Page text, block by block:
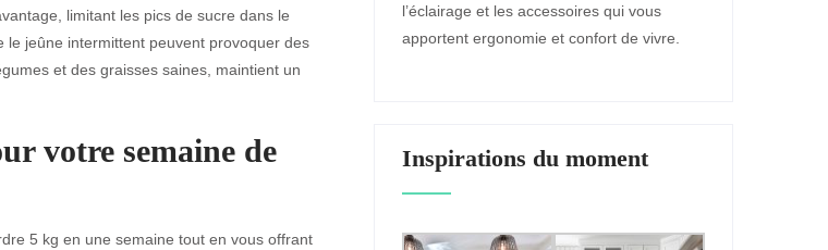
limitant les pics de sucre dans le
jeûne intermittent peuvent provoquer des
et des graisses saines, maintient un
votre semaine de
5 kg en une semaine tout en vous offrant
l’éclairage et les accessoires qui vous
apportent ergonomie et confort de vivre.
Inspirations du moment